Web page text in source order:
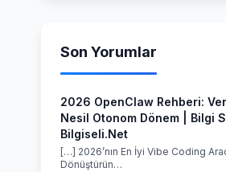
Son Yorumlar
2026 OpenClaw Rehberi:
Nesil Otonom Dönem | Bilgi
Bilgiseli.Net
[…] 2026’nın En İyi Vibe Coding
Dönüştürün…